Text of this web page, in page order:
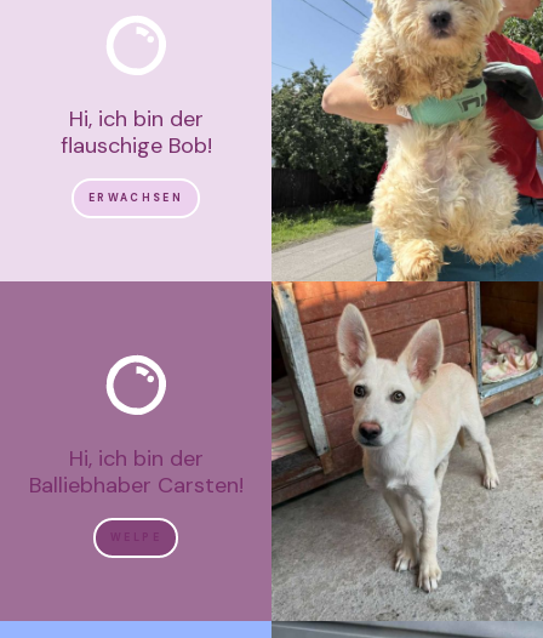
Hi, ich bin der
flauschige Bob!
ERWACHSEN
Hi, ich bin der
Balliebhaber Carsten!